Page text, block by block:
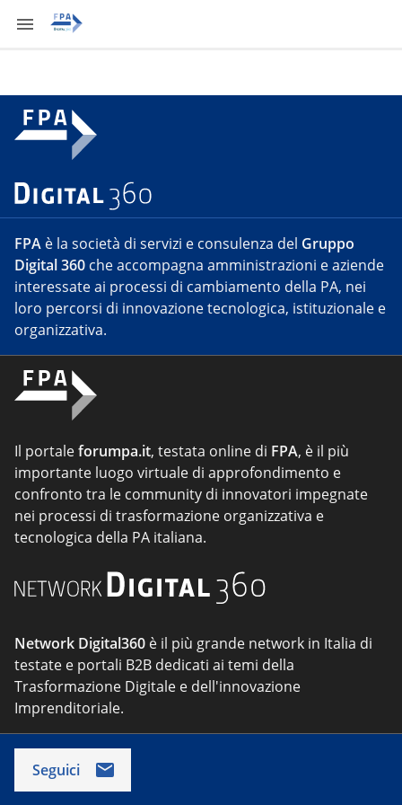
FPA è la società di servizi e consulenza del Gruppo
Digital 360 che accompagna amministrazioni e aziende
interessate ai processi di cambiamento della PA, nei
loro percorsi di innovazione tecnologica, istituzionale e
organizzativa.
Il portaleforumpa.it, testata online di FPA, è il più
importante luogo virtuale di approfondimento e
confronto tra le community di innovatori impegnate
nei processi di trasformazione organizzativa e
tecnologica della PA italiana.
Network Digital360 è il più grande network in Italia di
testate e portali B2B dedicati ai temi della
Trasformazione Digitale e dell'innovazione
Imprenditoriale.
Seguici